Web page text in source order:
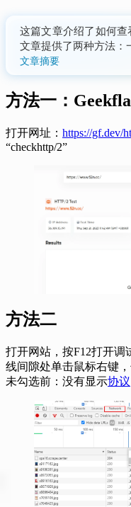
文章摘要
这篇文章介绍了如何查
文章提供了两种方法：
二是在浏览器中打开调
方法一：
打开网址：https://gf.dev/
打开网站，按F12打开调
线间隙处单击鼠标右键，